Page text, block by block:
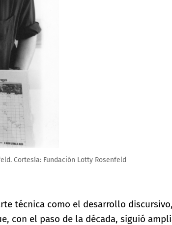
Madrid 2018 © Lotty Rosenfeld. Cortesía
técnica como el desarrollo
con el paso de la década, siguió